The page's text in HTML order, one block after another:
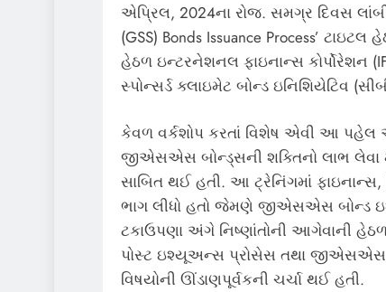
એપ્રિલ, 2024ના રોજ. સમગ્ર દિવસ
(GSS) Bonds Issuance Process’
હેઠળ ઇન્ટરનેશનલ ફાઇનાન્સ
સ્પોન્સર્ડ ક્લાઇમેટ બોન્ડ ઇનિશિયેટિવ
કેવળ વર્કશોપ કરતાં વિશેષ એવી આ પહેલ
જીએસએસ બોન્ડ્સની શક્તિનો લાભ લેવા
સાબિત થઈ હતી. આ ટ્રેનિંગમાં
ભાગ લીધો હતો જેમણે જીએસએસ બોન્ડ
ટકાઉપણા અંગે નિષ્ણાંતોની આગેવાની
પોસ્ટ ઇશ્યૂઅન્સ પ્રોસેસ તથા જીએસએસ
વિષયોની ઊંડાણપૂર્વકની ચર્ચા થઈ હતી.